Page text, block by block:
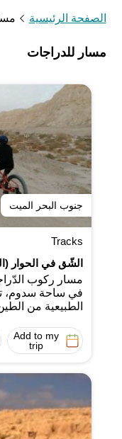
الصفحة الرئيسية
مسار للدراجات
جنوب البحر الميت
Tracks
الشّق في الحوار
مسار ركوب
في ساحة سدوم،
الطبيعية من
Add to my
trip